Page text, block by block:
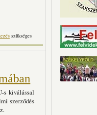
Merkel árulása az új
szükséges
kiválással
szerződés